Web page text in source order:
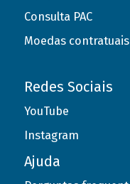
Consulta PAC
Moedas contratuais
Redes Sociais
YouTube
Instagram
Ajuda